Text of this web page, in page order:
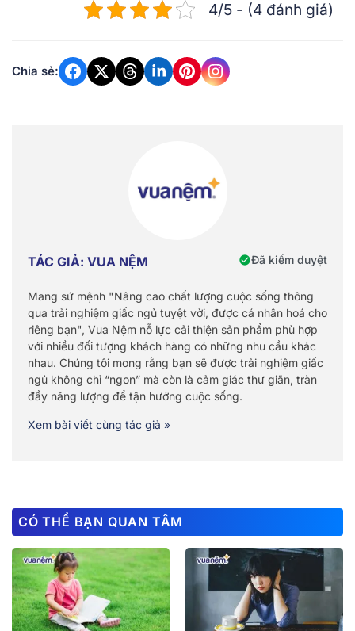
4/5 - (4 đánh giá)
Chia sẻ:
TÁC GIẢ: VUA NỆM Đã kiểm duyệt
Mang sứ mệnh "Nâng cao chất lượng cuộc sống thông
qua trải nghiệm giấc ngủ tuyệt vời, được cá nhân hoá cho
riêng bạn", Vua Nệm nỗ lực cải thiện sản phẩm phù hợp
với nhiều đối tượng khách hàng có những nhu cầu khác
nhau. Chúng tôi mong rằng bạn sẽ được trải nghiệm giấc
ngủ không chỉ “ngon” mà còn là cảm giác thư giãn, tràn
đầy năng lượng để tận hưởng cuộc sống.
Xem bài viết cùng tác giả »
CÓ THỂ BẠN QUAN TÂM